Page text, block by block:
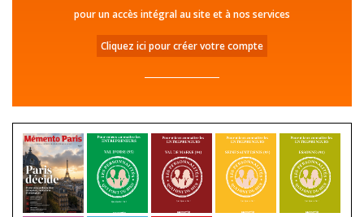
pour un accès intégral au site et à nos services
Cliquez ici pour créer votre compte